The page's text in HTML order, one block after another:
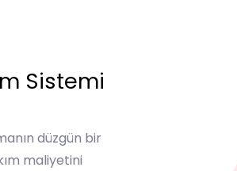
Sistemi
düzgün bir
maliyetini